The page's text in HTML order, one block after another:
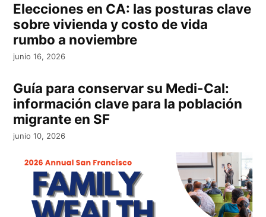
Elecciones en CA: las posturas clave
sobre vivienda y costo de vida
rumbo a noviembre
junio 16, 2026
Guía para conservar su Medi-Cal:
información clave para la población
migrante en SF
junio 10, 2026